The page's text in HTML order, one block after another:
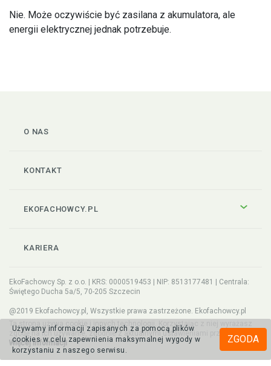
Nie. Może oczywiście być zasilana z akumulatora, ale
energii elektrycznej jednak potrzebuje.
O NAS
KONTAKT
EKOFACHOWCY.PL
KARIERA
EkoFachowcy Sp. z o.o. | KRS: 0000519453 | NIP: 8513177481 | Centrala:
Świętego Ducha 5a/5, 70-205 Szczecin
@2019 Ekofachowcy.pl, Wszystkie prawa zastrzeżone. Ekofachowcy.pl
Ta strona używa cookie i innych technologii. Korzystając z niej wyrażasz
zgodę na ich używanie, zgodnie z aktualnymi ustawieniami przeglądarki.
Więcej informacji
Używamy informacji zapisanych za pomocą plików
cookies w celu zapewnienia maksymalnej wygody w
korzystaniu z naszego serwisu.
ZGODA